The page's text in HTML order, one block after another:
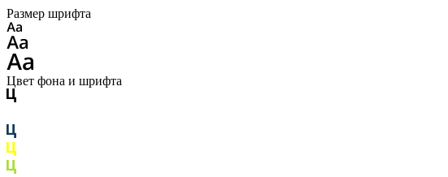
Размер шрифта
Цвет фона и шрифта